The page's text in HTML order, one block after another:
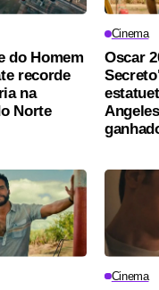
do Homem
recorde
na
Norte
Cinema
Oscar
Cinema